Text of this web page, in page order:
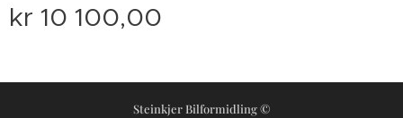
kr 10 100,00
Steinkjer Bilformidling ©